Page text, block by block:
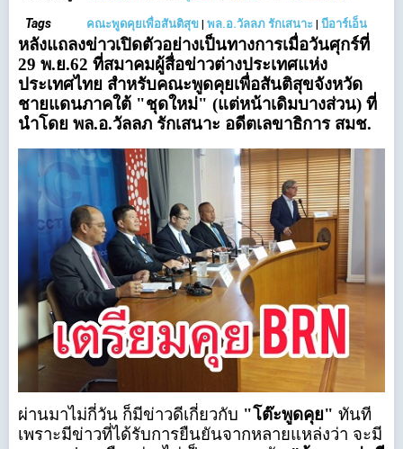
Tags คณะพูดคุยเพื่อสันติสุข | พล.อ.วัลลภ รักเสนาะ | บีอาร์เอ็น
หลังแถลงข่าวเปิดตัวอย่างเป็นทางการเมื่อวันศุกร์ที่
29 พ.ย.62 ที่สมาคมผู้สื่อข่าวต่างประเทศแห่ง
ประเทศไทย สำหรับคณะพูดคุยเพื่อสันติสุขจังหวัด
ชายแดนภาคใต้ "ชุดใหม่" (แต่หน้าเดิมบางส่วน) ที่
นำโดย พล.อ.วัลลภ รักเสนาะ อดีตเลขาธิการ สมช.
ผ่านมาไม่กี่วัน ก็มีข่าวดีเกี่ยวกับ "โต๊ะพูดคุย" ทันที
เพราะมีข่าวที่ได้รับการยืนยันจากหลายแหล่งว่า จะมี